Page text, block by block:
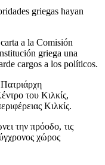
griegas hayan
a la Comisión
griega una
cargos a los políticos.
του Κιλκίς,
Κιλκίς.
την πρόοδο, τις
χώρος